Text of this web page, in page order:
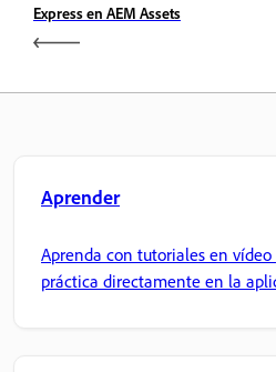
Express en AEM Assets
Aprender
Aprenda con tutoriales en
práctica directamente en la